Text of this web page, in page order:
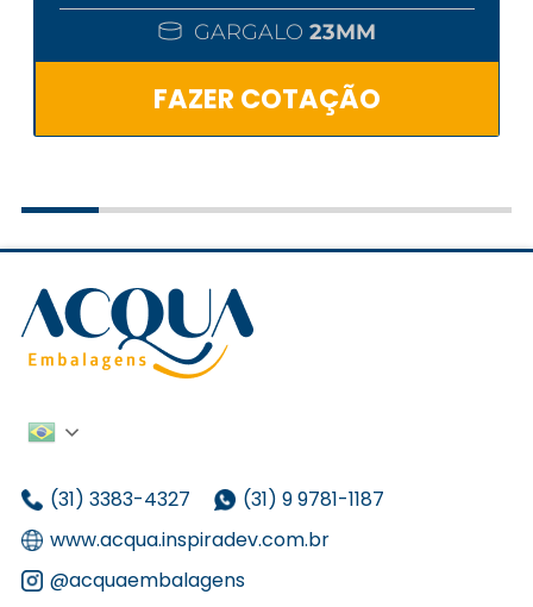
GARGALO 23MM
FAZER COTAÇÃO
(31) 3383-4327
(31) 9 9781-1187
www.acqua.inspiradev.com.br
@acquaembalagens